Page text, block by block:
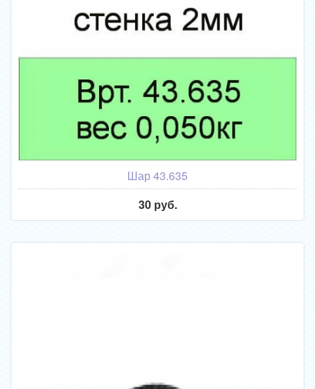
Шар 43.635
30 руб.